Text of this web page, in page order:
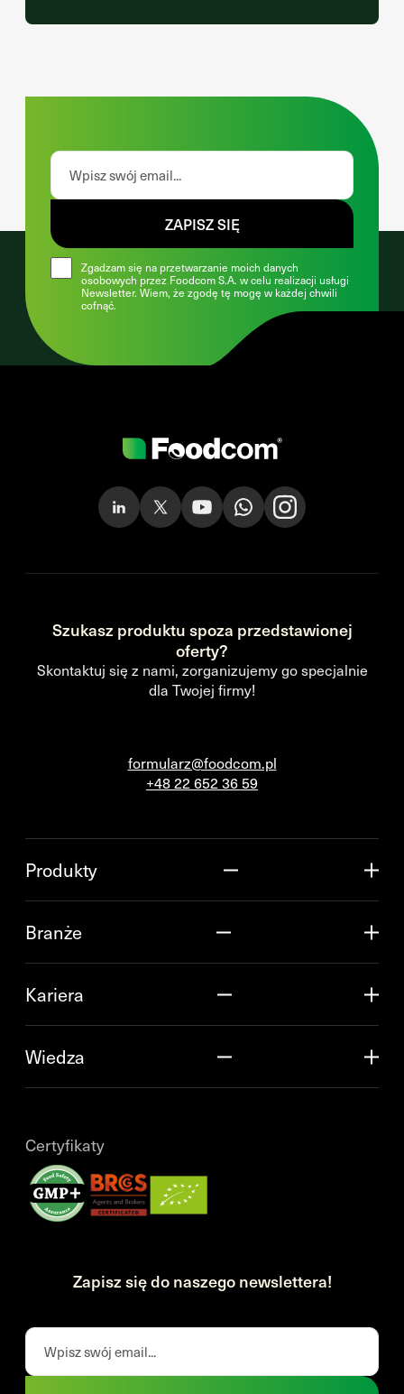
Zgadzam się na przetwarzanie moich danych
osobowych przez Foodcom S.A. w celu realizacji usługi
Newsletter. Wiem, że zgodę tę mogę w każdej chwili
cofnąć.
ZAPISZ SIĘ
Szukasz produktu spoza przedstawionej
oferty?
Skontaktuj się z nami, zorganizujemy go specjalnie
dla Twojej firmy!
formularz@foodcom.pl
+48 22 652 36 59
Produkty
Branże
Kariera
Wiedza
Certyfikaty
Zapisz się do naszego newslettera!